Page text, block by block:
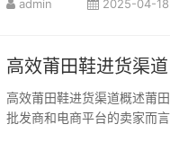
admin 2025-04-18
高效莆田鞋进货渠
高效莆田鞋进货渠道概述莆
批发商和电商平台的卖家而言